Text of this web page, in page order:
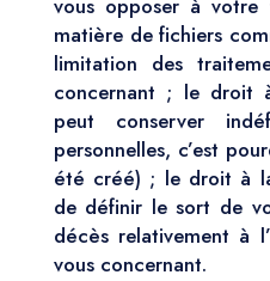
matière de fichiers
limitation des
concernant ; le droit
peut conserver
personnelles, c’est
été créé) ; le droit à
de définir le sort de
décès relativement à
vous concernant.